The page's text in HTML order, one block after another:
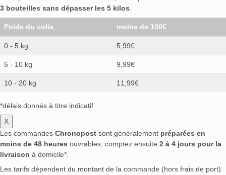
3 bouteilles sans dépasser les 5 kilos.
Poids du colis moins de 100€
0 - 5 kg 5,99€
5 - 10 kg 9,99€
10 - 20 kg 11,99€
*délais donnés à titre indicatif
X
Les commandes Chronopost sont généralement préparées en
moins de 48 heures ouvrables, comptez ensuite 2 à 4 jours pour la
livraison à domicile*.
Les tarifs dépendent du montant de la commande (hors frais de port)